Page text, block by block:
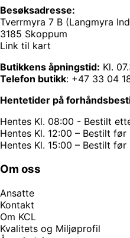
Besøksadresse:
Tverrmyra 7 B (Langmyra
3185 Skoppum
Link til kart
Butikkens åpningstid: Kl.
Telefon butikk: +47 33 04
Hentetider på
Hentes Kl. 08:00 - Bestilt
Hentes Kl. 12:00 – Bestilt før
Hentes Kl. 15:00 – Bestilt før
Om oss
Ansatte
Kontakt
Om KCL
Kvalitets og Miljøprofil